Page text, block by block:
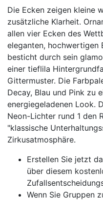
Die Ecken zeigen kleine
zusätzliche Klarheit.
allen vier Ecken des
eleganten, hochwertigen
besticht durch sein
einer tieflila
Gittermuster. Die
Decay, Blau und Pink zu
energiegeladenen Look.
Neon-Lichter rund 1 den
"klassische
Zirkusatmosphäre.
Erstellen Sie jetzt
über diesem
Wenn Sie Gruppen